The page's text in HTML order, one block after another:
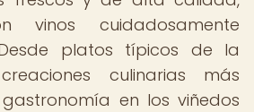
vinos cuidadosamente
platos típicos de la
culinarias más
en los viñedos